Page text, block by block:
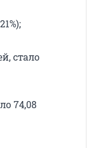
стало
74,08